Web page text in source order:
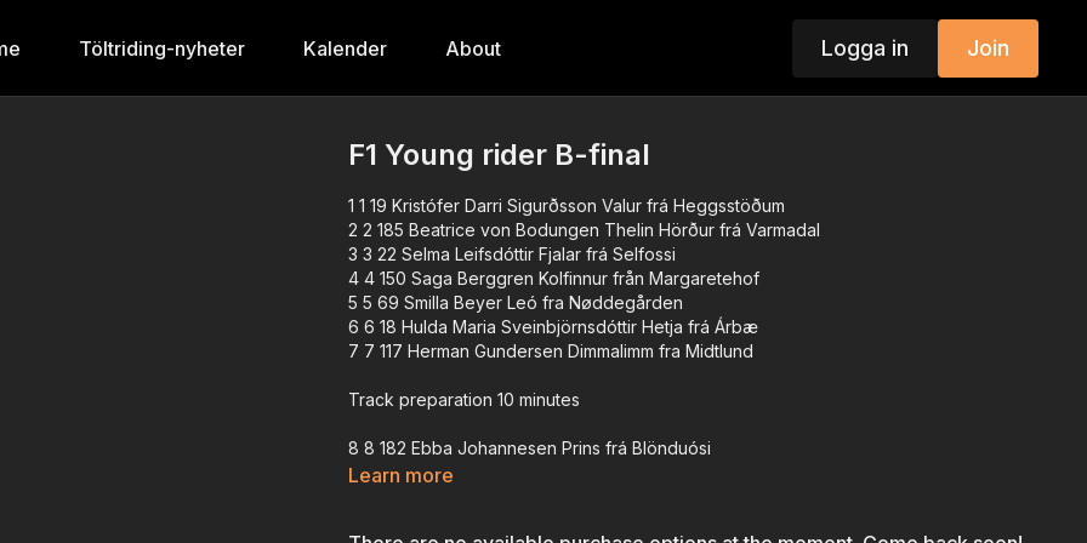
Töltriding-nyheter Kalender About Logga in Join
F1 Young rider B-final
1 1 19 Kristófer Darri Sigurðsson Valur frá Heggsstöðum
2 2 185 Beatrice von Bodungen Thelin Hörður frá Varmadal
3 3 22 Selma Leifsdóttir Fjalar frá Selfossi
4 4 150 Saga Berggren Kolfinnur från Margaretehof
5 5 69 Smilla Beyer Leó fra Nøddegården
6 6 18 Hulda Maria Sveinbjörnsdóttir Hetja frá Árbæ
7 7 117 Herman Gundersen Dimmalimm fra Midtlund
Track preparation 10 minutes
8 8 182 Ebba Johannesen Prins frá Blönduósi
9 9 23 Védís Huld Sigurðardóttir Stimpill frá Varmadal
Learn more